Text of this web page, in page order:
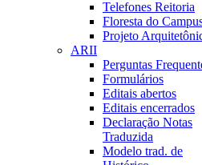
Telefones Reitoria
Floresta do
Projeto
ARII
Perguntas
Formulários
Editais abertos
Editais encerrados
Declaração Notas
Traduzida
Modelo trad. de